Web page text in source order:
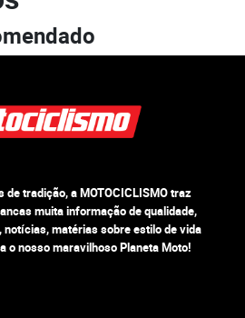
de tradição, a MOTOCICLISMO traz
muita informação de qualidade,
matérias sobre estilo de vida
o nosso maravilhoso Planeta Moto!